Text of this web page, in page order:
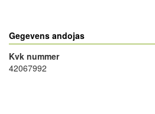
Gegevens andojas
Kvk nummer
42067992